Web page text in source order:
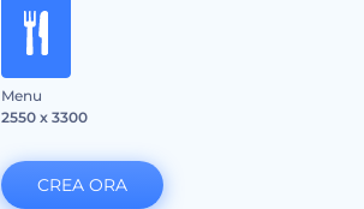
Menu
2550 x 3300
CREA ORA